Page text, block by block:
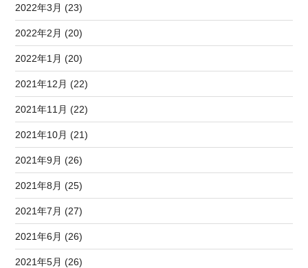
2022年3月 (23)
2022年2月 (20)
2022年1月 (20)
2021年12月 (22)
2021年11月 (22)
2021年10月 (21)
2021年9月 (26)
2021年8月 (25)
2021年7月 (27)
2021年6月 (26)
2021年5月 (26)